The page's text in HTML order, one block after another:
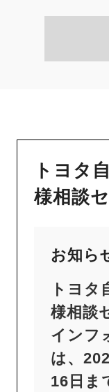
トヨタ
様相談
お知ら
トヨタ
様相談
インフ
は、
16日ま